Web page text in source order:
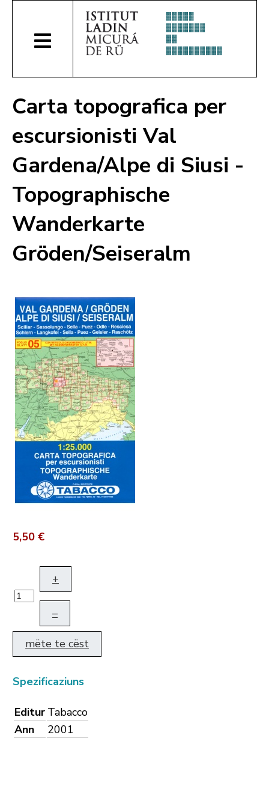
Carta topografica per
escursionisti Val
Gardena/Alpe di Siusi -
Topographische
Wanderkarte
Gröden/Seiseralm
5,50 €
+
–
mëte te cëst
Spezificaziuns
Editur Tabacco
Ann
2001